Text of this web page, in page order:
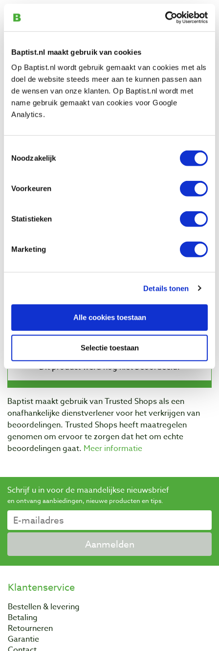
Baptist.nl maakt gebruik van cookies
Op Baptist.nl wordt gebruik gemaakt van cookies met als
doel de website steeds meer aan te kunnen passen aan
de wensen van onze klanten. Op Baptist.nl wordt met
name gebruik gemaakt van cookies voor Google
Analytics.
Noodzakelijk
Voorkeuren
Statistieken
Marketing
Details tonen
Alle cookies toestaan
Selectie toestaan
€ 18,35 excl. btw
Op voorraad
Vergelijken
Tormek SVP-80 slijphulpstuk voor HSS
Veiligheidsfreeskop 120 mm voor 40 x 4
€ 189,26 excl. btw
Beoordelingen
Baptist maakt gebruik van Trusted Shops als een
onafhankelijke dienstverlener voor het verkrijgen van
beoordelingen. Trusted Shops heeft maatregelen
genomen om ervoor te zorgen dat het om echte
beoordelingen gaat. Meer informatie
Schrijf u in voor de maandelijkse nieuwsbrief
en ontvang aanbiedingen, nieuwe producten en tips.
Aanmelden
Klantenservice
Bestellen & levering
Betaling
Retourneren
Garantie